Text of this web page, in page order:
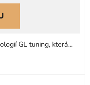
GL tuning, která...